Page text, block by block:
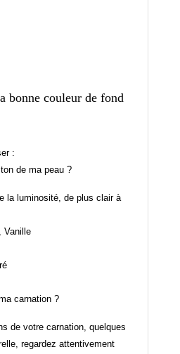
bonne couleur de fond
:
de ma peau ?
la luminosité, de plus clair à
Vanille
carnation ?
de votre carnation, quelques
regardez attentivement